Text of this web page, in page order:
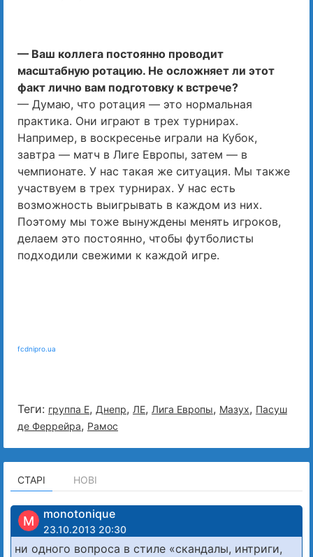
— Ваш коллега постоянно проводит
масштабную ротацию. Не осложняет ли этот
факт лично вам подготовку к встрече?
— Думаю, что ротация — это нормальная
практика. Они играют в трех турнирах.
Например, в воскресенье играли на Кубок,
завтра — матч в Лиге Европы, затем — в
чемпионате. У нас такая же ситуация. Мы также
участвуем в трех турнирах. У нас есть
возможность выигрывать в каждом из них.
Поэтому мы тоже вынуждены менять игроков,
делаем это постоянно, чтобы футболисты
подходили свежими к каждой игре.
fcdnipro.ua
Теги: группа E, Днепр, ЛЕ, Лига Европы, Мазух, Пасуш
де Феррейра, Рамос
СТАРІ НОВІ
M monotonique
23.10.2013 20:30
ни одного вопроса в стиле «скандалы, интриги,